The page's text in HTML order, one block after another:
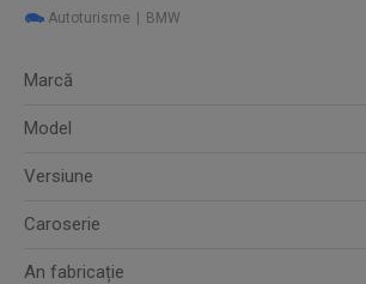
Autoturisme BMW
Marcă
Model
Versiune
Caroserie
An fabricație